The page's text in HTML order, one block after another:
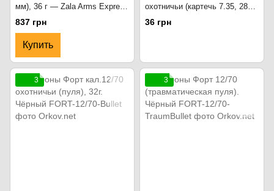
мм), 36 г — Zala Arms Express
Line 12/70 №3 (3,50 мм)
навеска 36 г, 25 патронов
837 грн
Купить
охотничьи (картечь 7.35, 28
гр.). Синий
36 грн
3 3